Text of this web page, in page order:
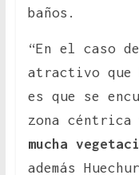
baños.
“En el caso
atractivo que
es que se
zona céntrica
mucha
además